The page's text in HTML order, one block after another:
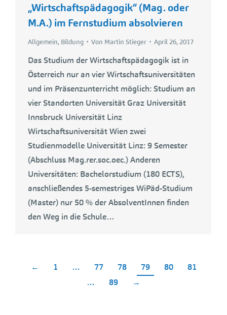
„Wirtschaftspädagogik“ (Mag. oder
M.A.) im Fernstudium absolvieren
Allgemein, Bildung Von Martin Stieger April 26, 2017
Das Studium der Wirtschaftspädagogik ist in
Österreich nur an vier Wirtschaftsuniversitäten
und im Präsenzunterricht möglich: Studium an
vier Standorten Universität Graz Universität
Innsbruck Universität Linz
Wirtschaftsuniversität Wien zwei
Studienmodelle Universität Linz: 9 Semester
(Abschluss Mag.rer.soc.oec.) Anderen
Universitäten: Bachelorstudium (180 ECTS),
anschließendes 5-semestriges WiPäd-Studium
(Master) nur 50 % der AbsolventInnen finden
den Weg in die Schule…
← 1 … 77 78 79 80
81
…
89 →